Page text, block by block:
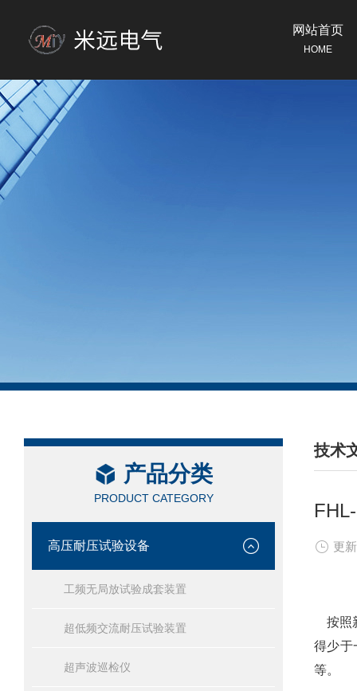
网站首页
HOME
产品分类
PRODUCT CATEGORY
高压耐压试验设备
工频无局放试验成套装置
超低频交流耐压试验装置
超声波巡检仪
技术
/
更
按照
得少于
等。